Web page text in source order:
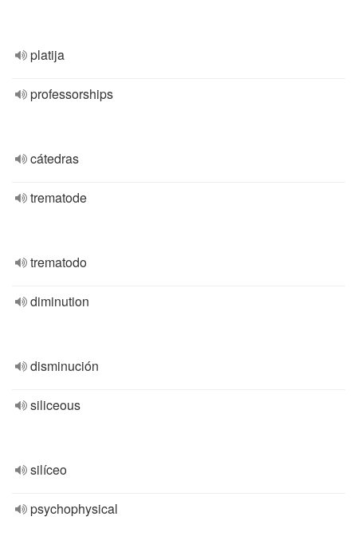
platija
professorships
cátedras
trematode
trematodo
diminution
disminución
siliceous
silíceo
psychophysical